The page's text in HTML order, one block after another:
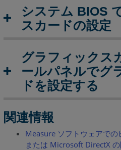
ト
パ
ン
:
Windows
か
ら
BIOS
を
システム BIOS
スカードの設定
グラフィックス
ールパネルでグ
ドを設定する
関連情報
Measure ソフトウェアで
または Microsoft DirectX の